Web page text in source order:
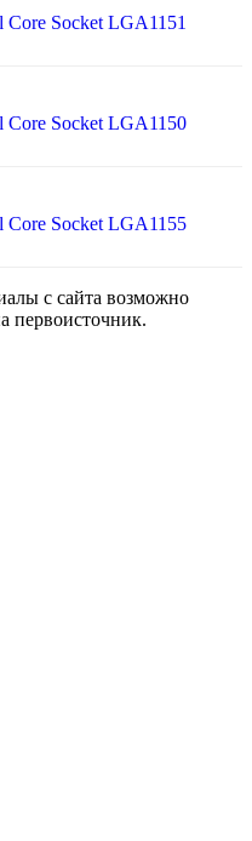
Socket LGA1151
Core Socket LGA1150
Core Socket LGA1155
с сайта возможно
первоисточник.